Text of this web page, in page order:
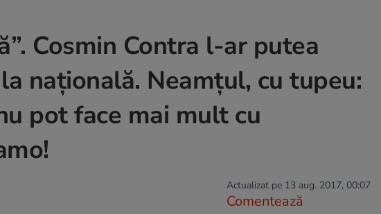
Cosmin Contra l-ar putea
națională. Neamțul, cu tupeu:
pot face mai mult cu
Actualizat pe 13 aug. 2017, 00:07
Comentează